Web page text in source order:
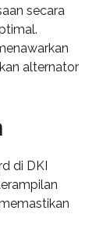
secara
alternator
di DKI